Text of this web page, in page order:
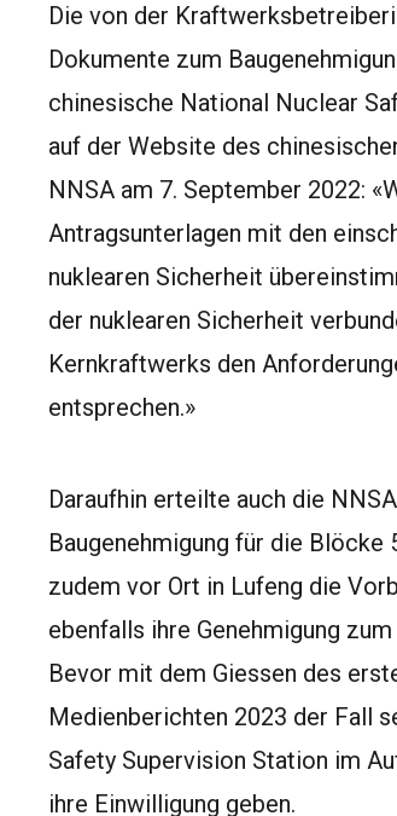
Die von der
Dokumente zum
chinesische National Nuclear
auf der Website des
NNSA am 7. September 2022:
Antragsunterlagen mit den
nuklearen Sicherheit
der nuklearen Sicherheit
Kernkraftwerks den
entsprechen.»
Daraufhin erteilte auch die
Baugenehmigung für die
zudem vor Ort in Lufeng die
ebenfalls ihre Genehmigung
Bevor mit dem Giessen des
Medienberichten 2023 der Fall
Safety Supervision Station im
ihre Einwilligung geben.